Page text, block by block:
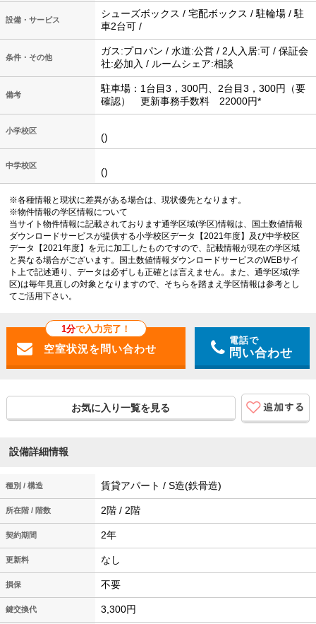
設備・サービス
シューズボックス / 宅配ボックス / 駐輪場 / 駐
車2台可 /
条件・その他
ガス:プロパン / 水道:公営 / 2人入居:可 / 保証会
社:必加入 / ルームシェア:相談
備考
駐車場：1台目3，300円、2台目3，300円（要
確認） 更新事務手数料 22000円*
小学校区
()
中学校区
()
※各種情報と現状に差異がある場合は、現状優先となります。
※物件情報の学区情報について
当サイト物件情報に記載されております通学区域(学区)情報は、国土数値情報
ダウンロードサービスが提供する小学校区データ【2021年度】及び中学校区
データ【2021年度】を元に加工したものですので、記載情報が現在の学区域
と異なる場合がございます。国土数値情報ダウンロードサービスのWEBサイ
ト上で記述通り、データは必ずしも正確とは言えません。また、通学区域(学
区)は毎年見直しの対象となりますので、そちらを踏まえ学区情報は参考とし
てご活用下さい。
1分で入力完了！
電話で
問い合わせ
お気に入り一覧を見る
設備詳細情報
種別 / 構造 賃貸アパート / S造(鉄骨造)
所在階 / 階数 2階 / 2階
契約期間 2年
更新料 なし
損保 不要
鍵交換代 3,300円